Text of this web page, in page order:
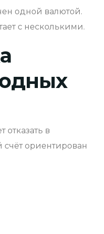
одной валютой.
с несколькими.
в
ориентирован